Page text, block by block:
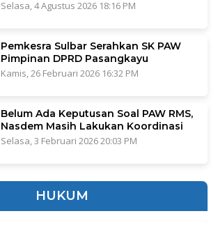
Selasa, 4 Agustus 2026 18:16 PM
Pemkesra Sulbar Serahkan SK PAW
Pimpinan DPRD Pasangkayu
Kamis, 26 Februari 2026 16:32 PM
Belum Ada Keputusan Soal PAW RMS,
Nasdem Masih Lakukan Koordinasi
Selasa, 3 Februari 2026 20:03 PM
HUKUM